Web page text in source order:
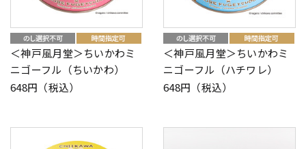
＜神戸風月堂＞ちいかわミ
ニゴーフル（ちいかわ）
648円（税込）
＜神戸風月堂＞ちいかわミ
ニゴーフル（ハチワレ）
648円（税込）